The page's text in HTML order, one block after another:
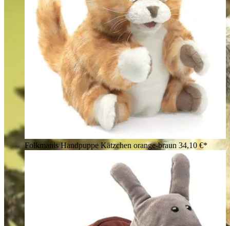
Folkmanis Handpuppe Kätzchen orange-braun 34,10 €*